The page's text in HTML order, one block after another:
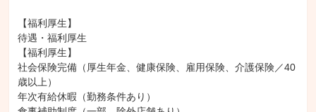
【福利厚生】
待遇・福利厚生
【福利厚生】
社会保険完備（厚生年金、健康保険、雇用保険、介護保険／40
歳以上）
年次有給休暇（勤務条件あり）